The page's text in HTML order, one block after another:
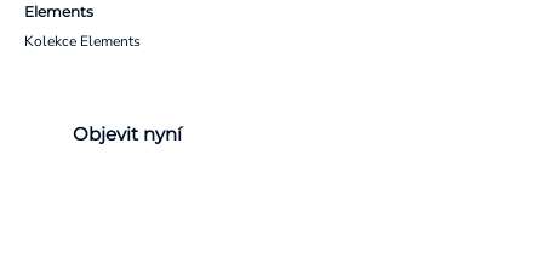
Elements
Kolekce Elements
Objevit nyní